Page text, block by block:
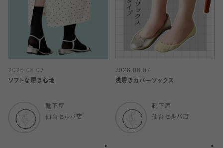
2026.08.07
ソフトな履き心地
靴下屋
仙台セルバ店
2026.08.07
浅履きカバーソックス
靴下屋
仙台セルバ店